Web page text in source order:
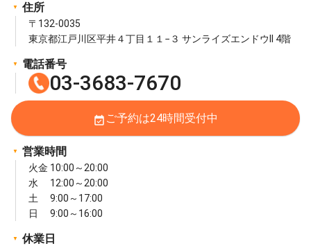
住所
〒132-0035
東京都江戸川区平井４丁目１１−３ サンライズエンドウII 4階
電話番号
03-3683-7670
event_available ご予約は24時間受付中
営業時間
火金 10:00～20:00
水 12:00～20:00
土 9:00～17:00
日 9:00～16:00
休業日